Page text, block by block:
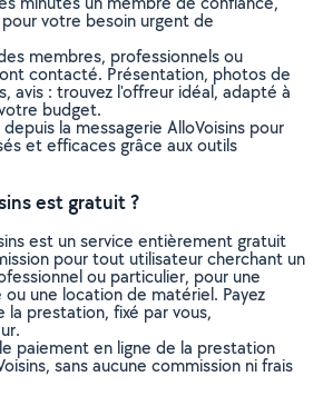
votre besoin urgent de
membres, professionnels ou
contacté. Présentation, photos de
avis : trouvez l'offreur idéal, adapté à
budget.
la messagerie AlloVoisins pour
et efficaces grâce aux outils
est gratuit ?
est un service entièrement gratuit
pour tout utilisateur cherchant un
ou particulier, pour une
une location de matériel. Payez
la prestation, fixé par vous,
paiement en ligne de la prestation
sans aucune commission ni frais